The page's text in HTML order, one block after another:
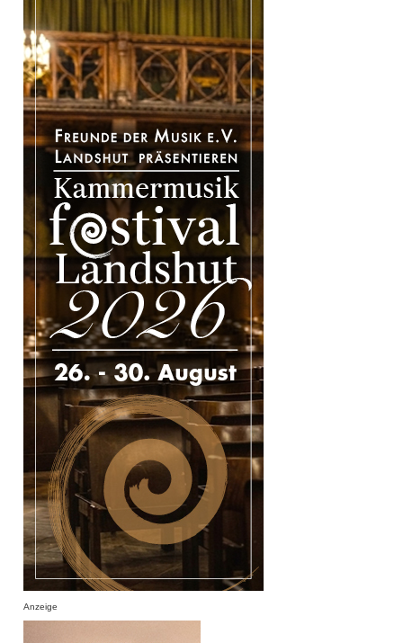
Anzeige